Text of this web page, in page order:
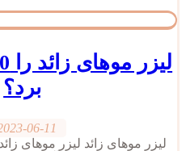
برد؟
06-11
لیزر موهای زائد لیزر موهای